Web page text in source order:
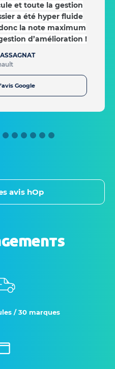
et toute la gestion
a été hyper fluide
la note maximum
d’amélioration !
Google
avis hOp
/ 30 marques